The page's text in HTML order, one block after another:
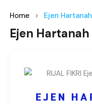
Home Ejen
Ejen
EJEN